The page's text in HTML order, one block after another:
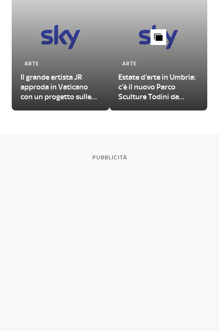
ARTE
Il grande artista JR
approda in Vaticano
con un progetto sulle
ARTE
Estate d'arte in Umbria:
c'è il nuovo Parco
Sculture Todini da
PUBBLICITÀ